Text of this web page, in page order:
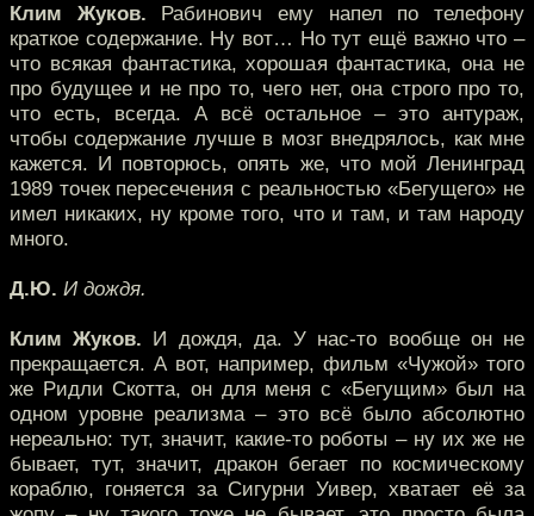
Клим Жуков. Рабинович ему напел по телефону
краткое содержание. Ну вот… Но тут ещё важно что –
что всякая фантастика, хорошая фантастика, она не
про будущее и не про то, чего нет, она строго про то,
что есть, всегда. А всё остальное – это антураж,
чтобы содержание лучше в мозг внедрялось, как мне
кажется. И повторюсь, опять же, что мой Ленинград
1989 точек пересечения с реальностью «Бегущего» не
имел никаких, ну кроме того, что и там, и там народу
много.
Д.Ю. И дождя.
Клим Жуков. И дождя, да. У нас-то вообще он не
прекращается. А вот, например, фильм «Чужой» того
же Ридли Скотта, он для меня с «Бегущим» был на
одном уровне реализма – это всё было абсолютно
нереально: тут, значит, какие-то роботы – ну их же не
бывает, тут, значит, дракон бегает по космическому
кораблю, гоняется за Сигурни Уивер, хватает её за